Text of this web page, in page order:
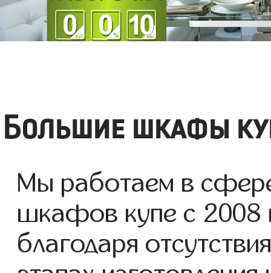
Большие шкафы
Мы работаем в
шкафов купе с 2008
благодаря